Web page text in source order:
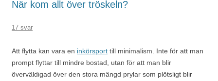
När kom allt över tröskeln?
17 svar
Att flytta kan vara en inkörsport till minimalism. Inte för att man
prompt flyttar till mindre bostad, utan för att man blir
överväldigad över den stora mängd prylar som plötsligt blir